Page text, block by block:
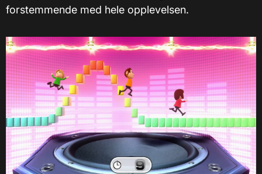
forstemmende med hele opplevelsen.